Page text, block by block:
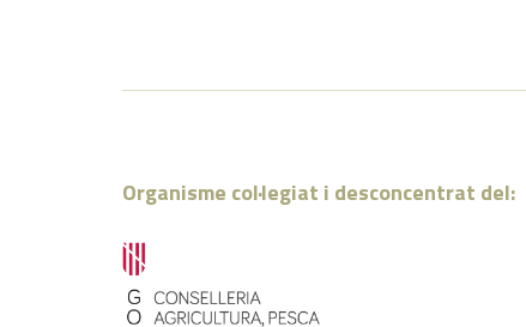
Organisme col·legiat i desconcentrat del: